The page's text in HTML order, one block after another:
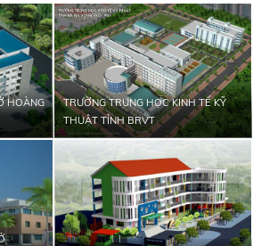
HOÀNG
TRƯỜNG TRUNG HỌC KINH TẾ KỸ
THUẬT TỈNH BRVT